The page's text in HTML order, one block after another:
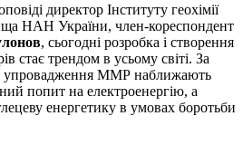
директор Інституту геохімії
НАН України, член-кореспондент
, сьогодні розробка і створення
стає трендом в усьому світі. За
упровадження ММР наближають
попит на електроенергію, а
енергетику в умовах боротьби